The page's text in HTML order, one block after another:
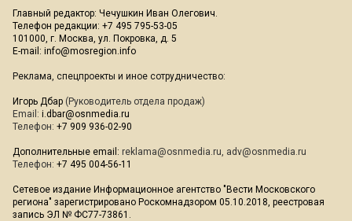
Главный редактор: Чечушкин Иван Олегович.
Телефон редакции: +7 495 795-53-05
101000, г. Москва, ул. Покровка, д. 5
E-mail: info@mosregion.info
Реклама, спецпроекты и иное сотрудничество:
Игорь Дбар (Руководитель отдела продаж)
Email: i.dbar@osnmedia.ru
Телефон: +7 909 936-02-90
Дополнительные email: reklama@osnmedia.ru, adv@osnmedia.ru
Телефон: +7 495 004-56-11
Сетевое издание Информационное агентство "Вести Московского
региона" зарегистрировано Роскомнадзором 05.10.2018, реестровая
запись ЭЛ № ФС77-73861.